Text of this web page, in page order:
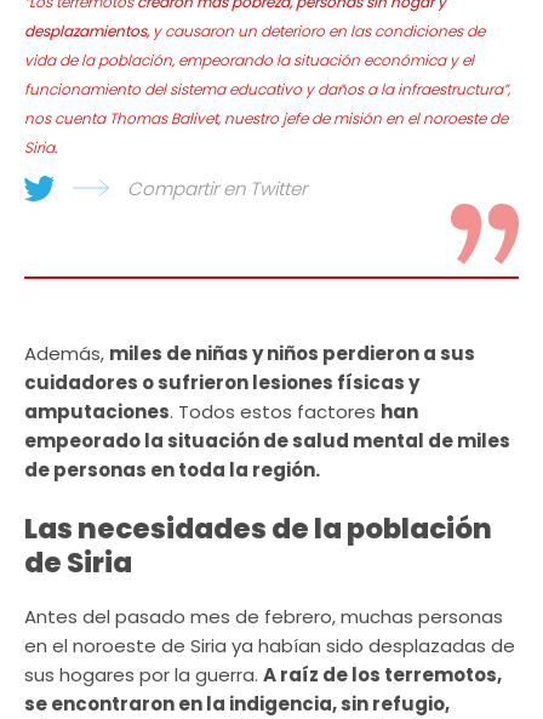
desplazamientos,y causaron un deterioro en las condiciones de
vida de la población, empeorando la situación económica y el
funcionamiento del sistema educativo y daños a la infraestructura”,
nos cuenta Thomas Balivet, nuestro jefe de misión en el noroeste de
Siria.
Compartir en Twitter
Además, miles de niñas y niños perdieron a sus
cuidadores o sufrieron lesiones físicas y
amputaciones. Todos estos factores han
empeorado la situación de salud mental de miles
de personas en toda la región.
Las necesidades de la población
de Siria
Antes del pasado mes de febrero, muchas personas
en el noroeste de Siria ya habían sido desplazadas de
sus hogares por la guerra. A raíz de los terremotos,
se encontraron en la indigencia, sin refugio,